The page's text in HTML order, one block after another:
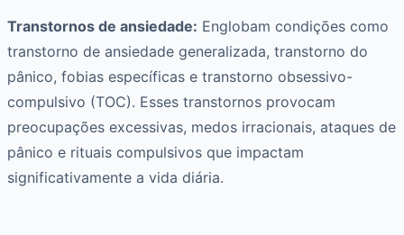
Transtornos de ansiedade: Englobam condições como
transtorno de ansiedade generalizada, transtorno do
pânico, fobias específicas e transtorno obsessivo-
compulsivo (TOC). Esses transtornos provocam
preocupações excessivas, medos irracionais, ataques de
pânico e rituais compulsivos que impactam
significativamente a vida diária.